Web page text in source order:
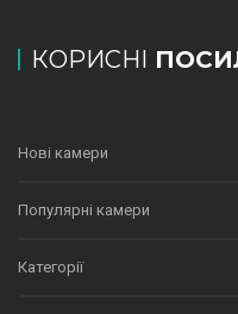
КОРИСНІ
Нові камери
Популярні камери
Категорії